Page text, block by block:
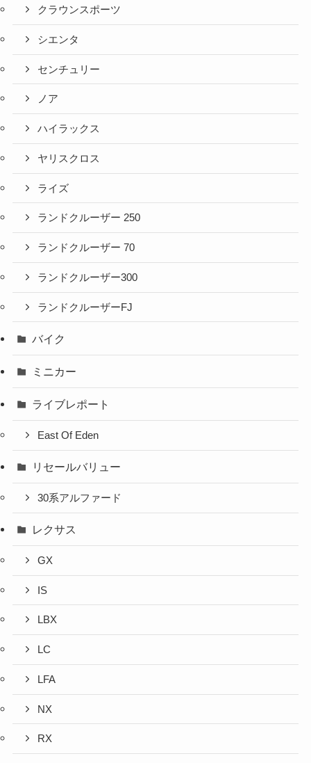
クラウンスポーツ
シエンタ
センチュリー
ノア
ハイラックス
ヤリスクロス
ライズ
ランドクルーザー 250
ランドクルーザー 70
ランドクルーザー300
ランドクルーザーFJ
バイク
ミニカー
ライブレポート
East Of Eden
リセールバリュー
30系アルファード
レクサス
GX
IS
LBX
LC
LFA
NX
RX